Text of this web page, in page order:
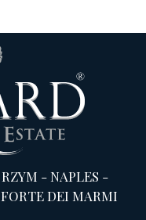
RZYM -NAPLES -
FORTE DEI MARMI